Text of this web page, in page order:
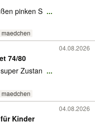
pinken S ...
maedchen
04.08.2026
74/80
Zustan ...
maedchen
04.08.2026
Kinder